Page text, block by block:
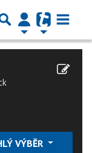
VÝBĚR